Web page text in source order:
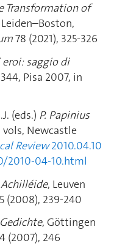
Transformation of
Leiden–Boston,
78 (2021), 325-326
saggio di
Pisa 2007, in
(eds.) P. Papinius
vols, Newcastle
Review2010.04.10
2010-04-10.html
, Leuven
(2008), 239-240
, Göttingen
(2007), 246